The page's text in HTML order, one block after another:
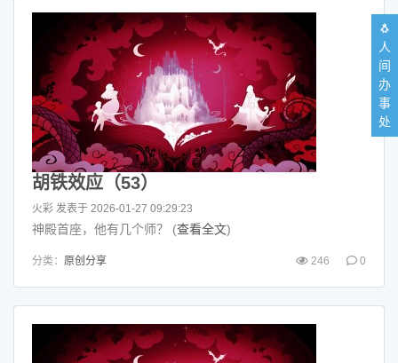
胡铁效应（53）
火彩 发表于 2026-01-27 09:29:23
神殿首座，他有几个师？ (查看全文)
分类： 原创分享 246 0
🐧
人
间
办
事
处